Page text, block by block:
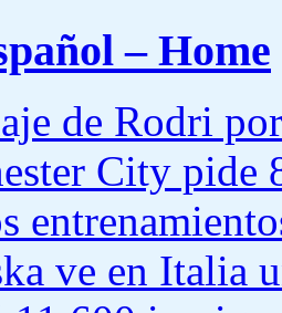
– Home
de Rodri
City pide
ve en Italia